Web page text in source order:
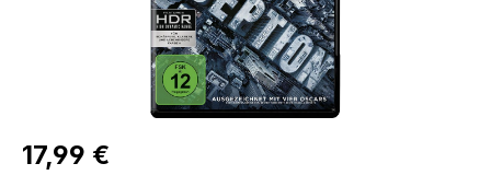
Regulärer Preis:
17,99 €